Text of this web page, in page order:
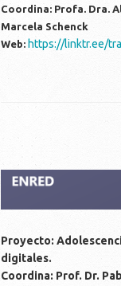
Coordina: Profa. Dra.
Marcela Schenck
Web: https://linktr.ee/
Proyecto:
digitales.
Coordina: Prof. Dr.